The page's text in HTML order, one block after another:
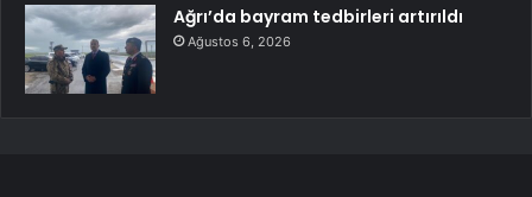
Ağrı’da bayram tedbirleri artırıldı
Ağustos 6, 2026